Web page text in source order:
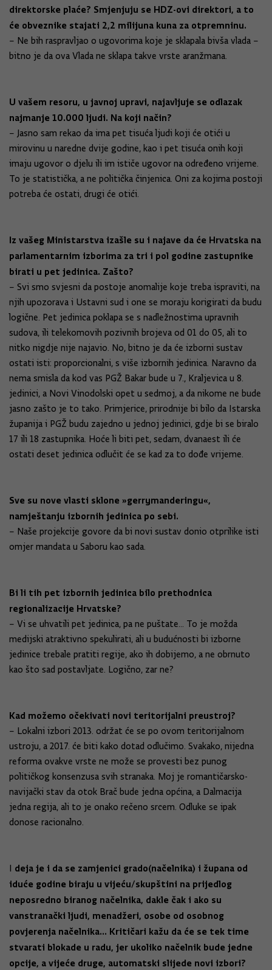
direktorske plaće? Smjenjuju se HDZ-ovi direktori, a to
će obveznike stajati 2,2 milijuna kuna za otpremninu.
– Ne bih raspravljao o ugovorima koje je sklapala bivša vlada –
bitno je da ova Vlada ne sklapa takve vrste aranžmana.
U vašem resoru, u javnoj upravi, najavljuje se odlazak
najmanje 10.000 ljudi. Na koji način?
– Jasno sam rekao da ima pet tisuća ljudi koji će otići u
mirovinu u naredne dvije godine, kao i pet tisuća onih koji
imaju ugovor o djelu ili im ističe ugovor na određeno vrijeme.
To je statistička, a ne politička činjenica. Oni za kojima postoji
potreba će ostati, drugi će otići.
Iz vašeg Ministarstva izašle su i najave da će Hrvatska na
parlamentarnim izborima za tri i pol godine zastupnike
birati u pet jedinica. Zašto?
– Svi smo svjesni da postoje anomalije koje treba ispraviti, na
njih upozorava i Ustavni sud i one se moraju korigirati da budu
logične. Pet jedinica poklapa se s nadležnostima upravnih
sudova, ili telekomovih pozivnih brojeva od 01 do 05, ali to
nitko nigdje nije najavio. No, bitno je da će izborni sustav
ostati isti: proporcionalni, s više izbornih jedinica. Naravno da
nema smisla da kod vas PGŽ Bakar bude u 7., Kraljevica u 8.
jedinici, a Novi Vinodolski opet u sedmoj, a da nikome ne bude
jasno zašto je to tako. Primjerice, prirodnije bi bilo da Istarska
županija i PGŽ budu zajedno u jednoj jedinici, gdje bi se biralo
17 ili 18 zastupnika. Hoće li biti pet, sedam, dvanaest ili će
ostati deset jedinica odlučit će se kad za to dođe vrijeme.
Sve su nove vlasti sklone »gerrymanderingu«,
namještanju izbornih jedinica po sebi.
– Naše projekcije govore da bi novi sustav donio otprilike isti
omjer mandata u Saboru kao sada.
Bi li tih pet izbornih jedinica bilo prethodnica
regionalizacije Hrvatske?
– Vi se uhvatili pet jedinica, pa ne puštate... To je možda
medijski atraktivno spekulirati, ali u budućnosti bi izborne
jedinice trebale pratiti regije, ako ih dobijemo, a ne obrnuto
kao što sad postavljate. Logično, zar ne?
Kad možemo očekivati novi teritorijalni preustroj?
– Lokalni izbori 2013. održat će se po ovom teritorijalnom
ustroju, a 2017. će biti kako dotad odlučimo. Svakako, nijedna
reforma ovakve vrste ne može se provesti bez punog
političkog konsenzusa svih stranaka. Moj je romantičarsko-
navijački stav da otok Brač bude jedna općina, a Dalmacija
jedna regija, ali to je onako rečeno srcem. Odluke se ipak
donose racionalno.
I deja je i da se zamjenici grado(načelnika) i župana od
iduće godine biraju u vijeću/skupštini na prijedlog
neposredno biranog načelnika, dakle čak i ako su
vanstranački ljudi, menadžeri, osobe od osobnog
povjerenja načelnika... Kritičari kažu da će se tek time
stvarati blokade u radu, jer ukoliko načelnik bude jedne
opcije, a vijeće druge, automatski slijede novi izbori?